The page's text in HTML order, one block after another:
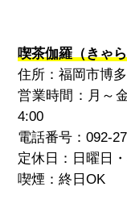
喫茶伽羅（きゃ
住所：福岡市博
営業時間：月～
4:00
電話番号：092-
定休日：日曜日
喫煙：終日OK